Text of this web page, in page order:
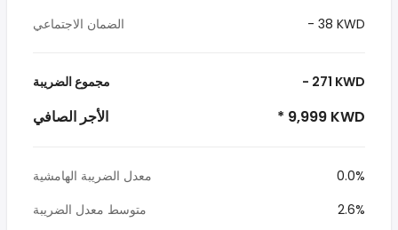
الضمان الاجتماعي
- 38 KWD
مجموع الضريبة - 271 KWD
الأجر الصافي * 9,999 KWD
معدل الضريبة الهامشية
0.0%
متوسط معدل الضريبة
2.6%